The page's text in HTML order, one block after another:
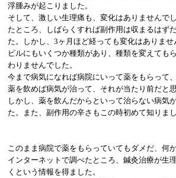
浮腫みが起こりました。
そして、激しい生理痛も、変化はありませんで
たところ、しばらくすれば副作用は収まるはず
た。しかし、3ヶ月ほど経っても変化はありませ
ピルにもいくつか種類があり、種類を変えても
わりませんでした。
今まで病気になれば病院にいって薬をもらって
薬を飲めば病気が治って、それが当たり前だと
しかし、薬を飲んだからといって治らない病気
た。また、副作用の辛さもこの時初めて知りまし
このまま病院で薬をもらっていてもダメだ、何
インターネットで調べたところ、鍼灸治療が生
くという情報を得ました。